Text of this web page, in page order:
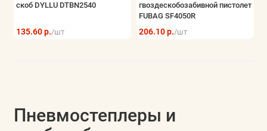
скоб DYLLU DTBN2540
135.60 р./шт
гвоздескобозабивной пистолет
FUBAG SF4050R
206.10 р./шт
Пневмостеплеры и